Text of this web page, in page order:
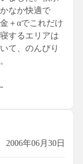
なか快適で
＋αでこれだけ
するエリアは
て、のんびり
2006年06月30日